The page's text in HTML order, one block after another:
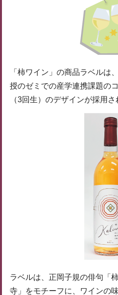
「柿ワイン」の商品ラベルは
授のゼミでの産学連携課題の
（3回生）のデザインが採用さ
ラベルは、正岡子規の俳句「
寺」をモチーフに、ワインの